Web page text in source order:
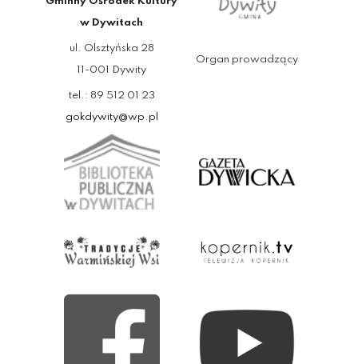
w Dywitach
ul. Olsztyńska 28
11-001 Dywity
tel.: 89 512 01 23
gokdywity@wp.pl
Organ prowadzący